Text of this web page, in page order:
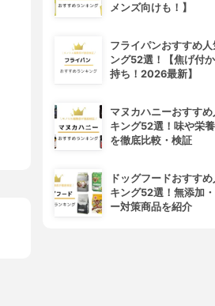
メンズ向けも！】
フライパンおすすめ人
ング52選！【焦げ付
持ち！2026最新】
マヌカハニーおすす
キング52選！味や栄
を徹底比較・検証
ドッグフードおすす
キング52選！無添加
ー対策商品を紹介